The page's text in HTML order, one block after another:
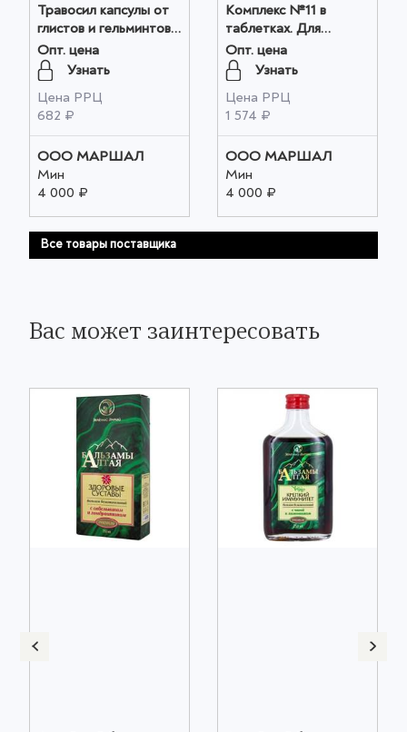
Травосил капсулы от
глистов и гельминтов,
с семенами тыквы, 60
капсул, 500мг оптом
Опт. цена
Узнать
Цена РРЦ
682 ₽
ООО МАРШАЛ
Мин
4 000 ₽
Комплекс №11 в
таблетках. Для
суставов. антисептик-
стимулятор
Дорогова-2 и травы,
90 шт, 500 мг. Silver
Giller, курс на месяц.
оптом
Опт. цена
Узнать
Цена РРЦ
1 574 ₽
ООО МАРШАЛ
Мин
4 000 ₽
Все товары поставщика
Вас может заинтересовать